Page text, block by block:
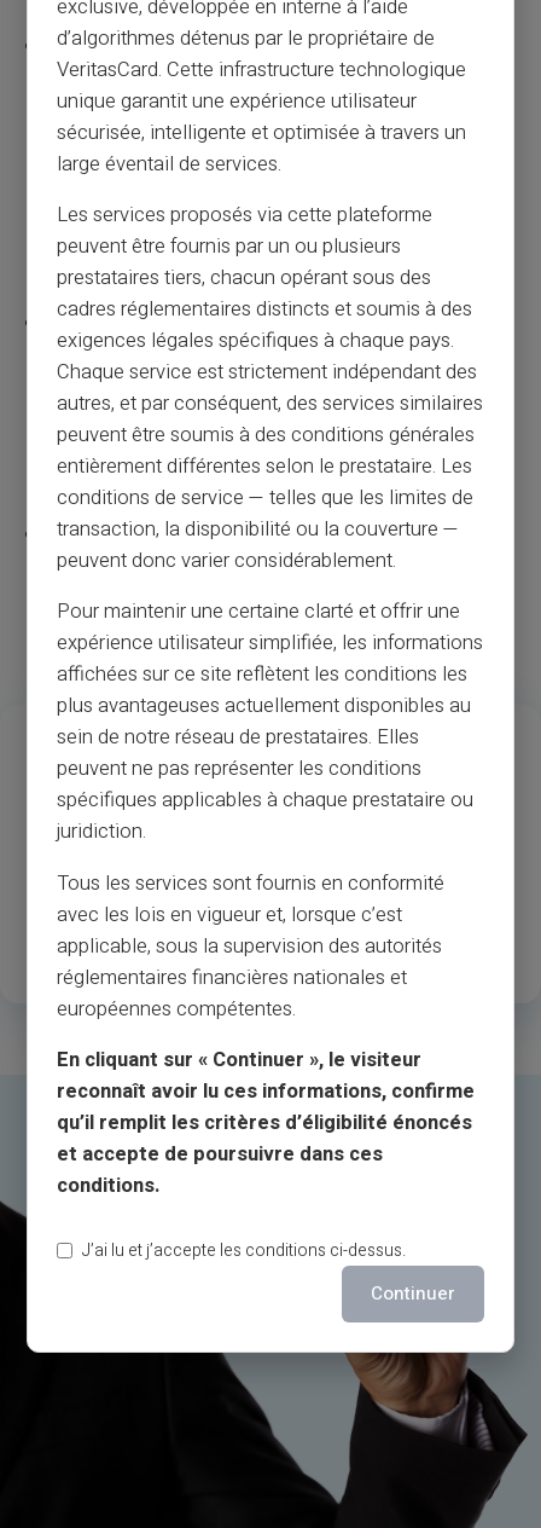
Like all VERITAS customers, with a My Reserve
account you also have access, via a human
support (and not a robot), to the personalized
service of our concierge, travel reservations,
event planning and car rentals. The exclusive
Veritas concierge service allows our
customers to save time and make the most of
their moments of relaxation.
Unlike traditional establishments which may
require multiple eligibility conditions, the high-
end My Reserve VERITAS account only requires
a minimum balance of 5,000 euros only.
(minimum amount and conditions subject to
change without notice)
So don’t wait any longer, apply for your Veritas
My Reserve account.
13
Jarenlange ervaring
37M
Acceptatie door
handelaars en
1.3M
Tevreden geregistreerde
klanten
35
Beschikbare landen
exclusive, développée en interne à l’aide
d’algorithmes détenus par le propriétaire de
VeritasCard. Cette infrastructure technologique
unique garantit une expérience utilisateur
sécurisée, intelligente et optimisée à travers un
large éventail de services.
Les services proposés via cette plateforme
peuvent être fournis par un ou plusieurs
prestataires tiers, chacun opérant sous des
cadres réglementaires distincts et soumis à des
exigences légales spécifiques à chaque pays.
Chaque service est strictement indépendant des
autres, et par conséquent, des services similaires
peuvent être soumis à des conditions générales
entièrement différentes selon le prestataire. Les
conditions de service — telles que les limites de
transaction, la disponibilité ou la couverture —
peuvent donc varier considérablement.
Pour maintenir une certaine clarté et offrir une
expérience utilisateur simplifiée, les informations
affichées sur ce site reflètent les conditions les
plus avantageuses actuellement disponibles au
sein de notre réseau de prestataires. Elles
peuvent ne pas représenter les conditions
spécifiques applicables à chaque prestataire ou
juridiction.
Tous les services sont fournis en conformité
avec les lois en vigueur et, lorsque c’est
applicable, sous la supervision des autorités
réglementaires financières nationales et
européennes compétentes.
En cliquant sur « Continuer », le visiteur
reconnaît avoir lu ces informations, confirme
qu’il remplit les critères d’éligibilité énoncés
et accepte de poursuivre dans ces
conditions.
J’ai lu et j’accepte les conditions ci-dessus.
Continuer